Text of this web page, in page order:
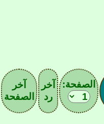
الصفحة:
آخر
رد
آخر
الصفحة